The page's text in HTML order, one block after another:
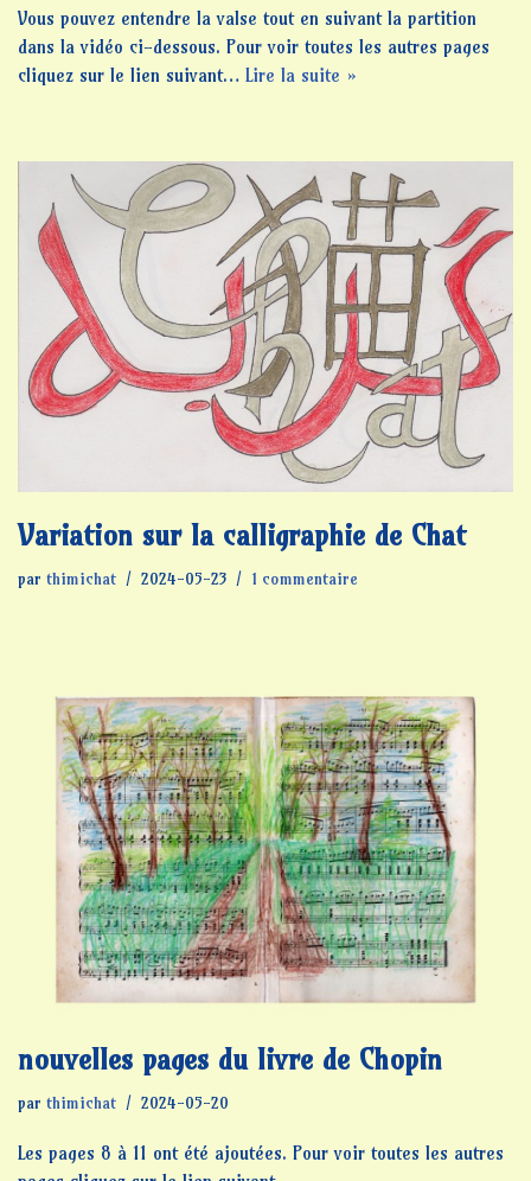
Vous pouvez entendre la valse tout en suivant la partition
dans la vidéo ci-dessous. Pour voir toutes les autres pages
cliquez sur le lien suivant… Lire la suite »
Variation sur la calligraphie de Chat
par thimichat 2024-05-23 1 commentaire
nouvelles pages du livre de Chopin
par thimichat 2024-05-20
Les pages 8 à 11 ont été ajoutées. Pour voir toutes les autres